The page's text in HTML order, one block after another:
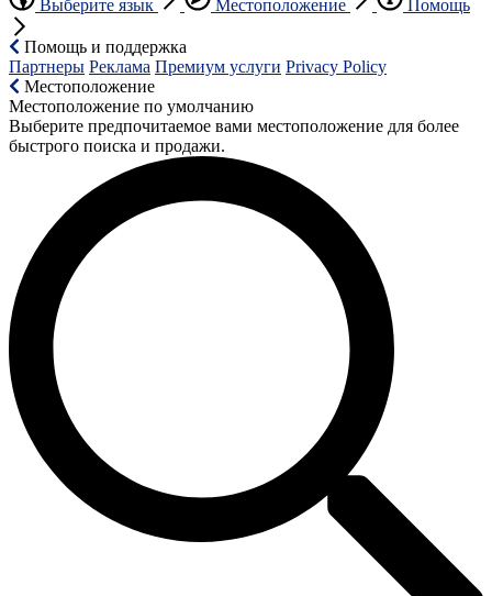
Выберите язык Местоположение Помощь
Помощь и поддержка
Партнеры Реклама Премиум услуги Privacy Policy
Местоположение
Местоположение по умолчанию
Выберите предпочитаемое вами местоположение для более
быстрого поиска и продажи.